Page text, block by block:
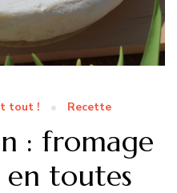
tout ! Recette
: fromage
en toutes